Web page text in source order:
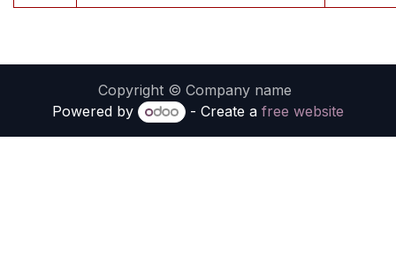
Copyright © Company name
Powered by
- Create afree website